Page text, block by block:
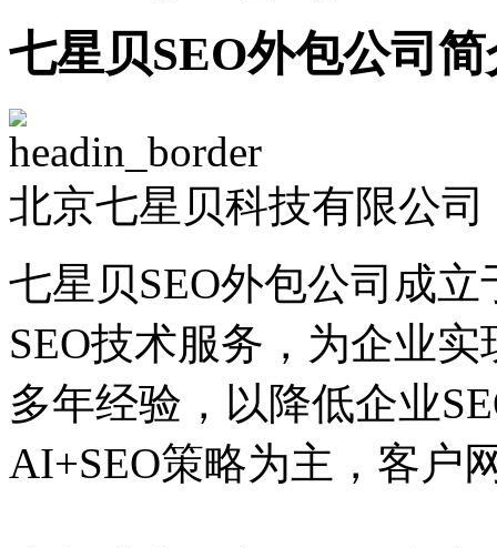
七星贝SEO外包公司简
北京七星贝科技有限公
七星贝SEO外包公司成
SEO技术服务，为企业
多年经验，以降低企业
AI+SEO策略为主，客户